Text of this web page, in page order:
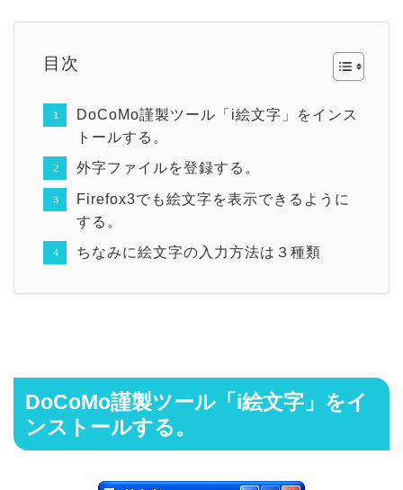
目次
DoCoMo謹製ツール「i絵文字」をインス
トールする。
外字ファイルを登録する。
Firefox3でも絵文字を表示できるように
する。
ちなみに絵文字の入力方法は３種類
DoCoMo謹製ツール「i絵文字」をイ
ンストールする。